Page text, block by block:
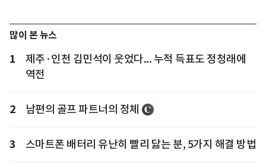
많이 본 뉴스
1
제주·인천 김민석이 웃었다... 누적 득표도 정청래에
역전
2 남편의 골프 파트너의 정체
3 스마트폰 배터리 유난히 빨리 닳는 분, 5가지 해결 방법